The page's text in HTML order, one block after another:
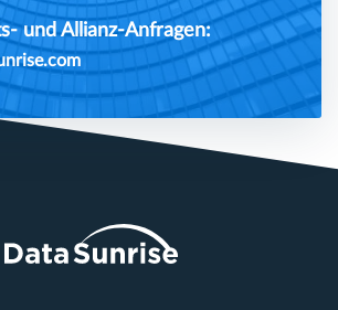
und Allianz-Anfragen: